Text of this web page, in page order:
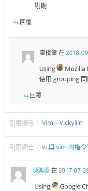
謝謝
回覆
辜俊肇在2018-
Using Mozilla
使用 grouping
回覆
引用通告：Vim – Vickyliin
引用通告：vi 與 vim 的指
陳興泰在2017-07-
Using Google